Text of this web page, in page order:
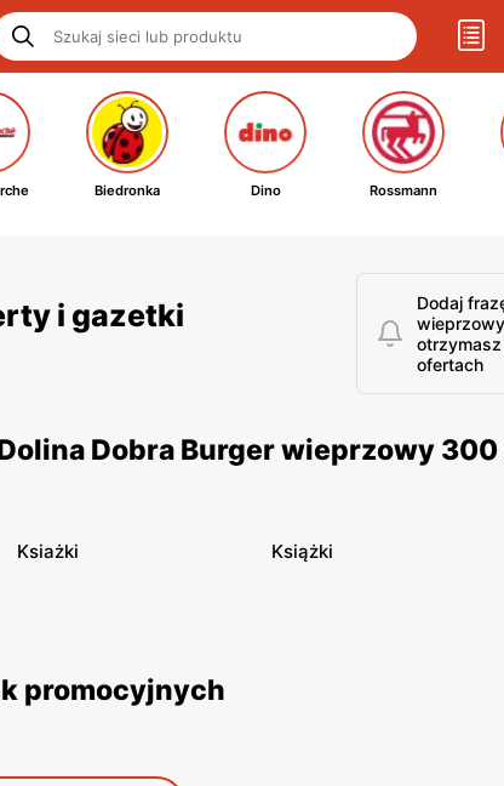
Biedronka Dino Rossmann
i gazetki
Dodaj
ofertach
Dobra Burger wieprzowy 300
Ksiażki Książki
promocyjnych